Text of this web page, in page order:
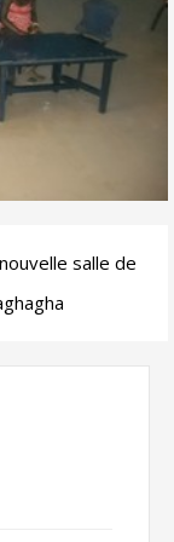
salle de